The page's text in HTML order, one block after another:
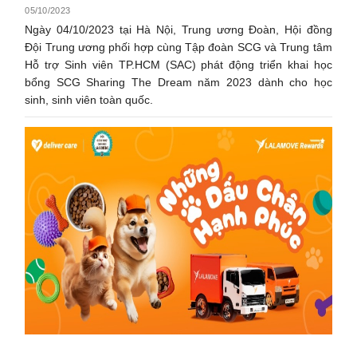
05/10/2023
Ngày 04/10/2023 tại Hà Nội, Trung ương Đoàn, Hội đồng
Đội Trung ương phối hợp cùng Tập đoàn SCG và Trung tâm
Hỗ trợ Sinh viên TP.HCM (SAC) phát động triển khai học
bổng SCG Sharing The Dream năm 2023 dành cho học
sinh, sinh viên toàn quốc.